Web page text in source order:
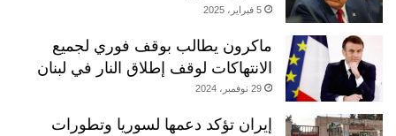
5 فبراير، 2025
ماكرون يطالب بوقف فوري لجميع
الانتهاكات لوقف إطلاق النار في لبنان
29 نوفمبر، 2024
إيران تؤكد دعمها لسوريا وتطورات